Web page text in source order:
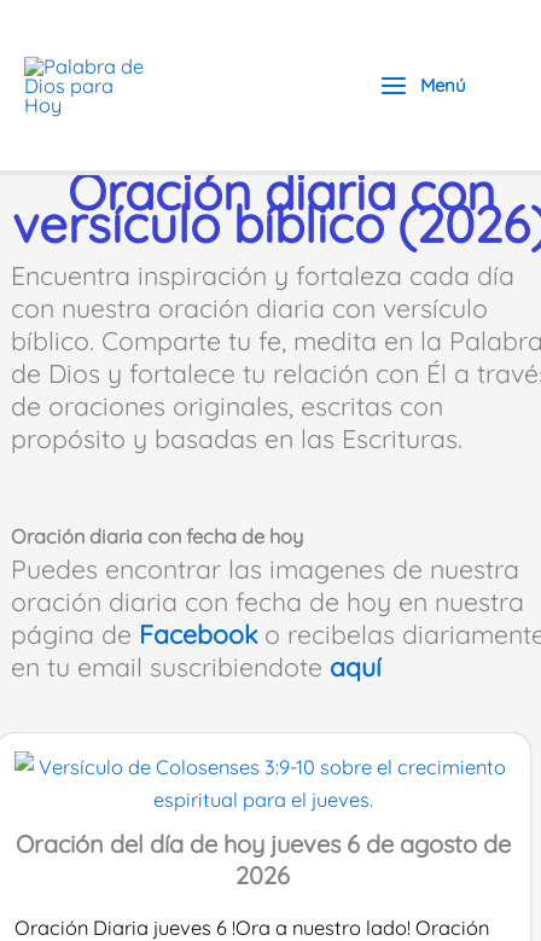
contenido
Menú
Oración diaria con
versículo bíblico
Encuentra inspiración y fortaleza cada día
con nuestra oración diaria con versículo
bíblico. Comparte tu fe, medita en la
de Dios y fortalece tu relación con Él a
de oraciones originales, escritas con
propósito y basadas en las Escrituras.
Oración diaria con fecha de hoy
Puedes encontrar las imagenes de nuestra
oración diaria con fecha de hoy en nuestra
página de Facebook o recibelas
en tu email suscribiendote aquí
Oración del día de hoy jueves 6 de agosto de
2026
Oración Diaria jueves 6 !Ora a nuestro lado! Oración